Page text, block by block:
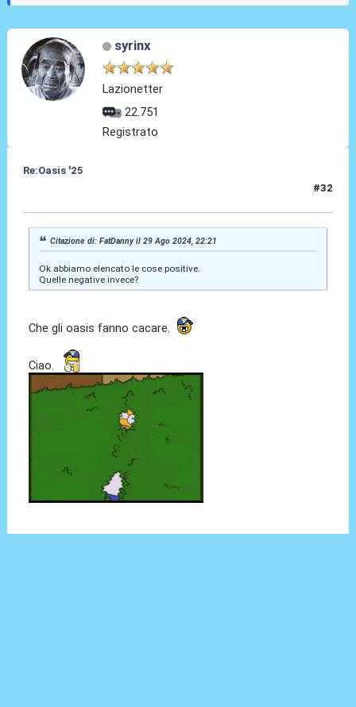
syrinx
Lazionetter
22.751
Registrato
Re:Oasis '25
#32
Citazione di: FatDanny il 29 Ago 2024, 22:21
Ok abbiamo elencato le cose positive.
Quelle negative invece?
Che gli oasis fanno cacare.
Ciao.